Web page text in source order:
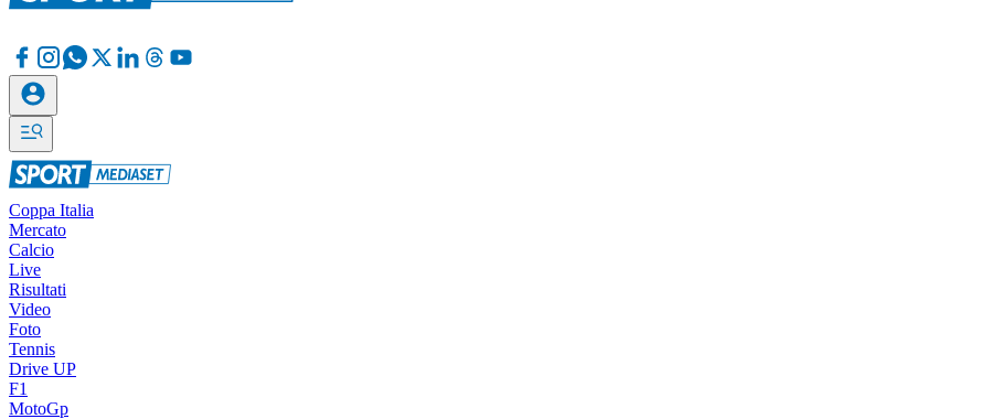
Coppa Italia
Mercato
Calcio
Live
Risultati
Video
Foto
Tennis
Drive UP
F1
MotoGp